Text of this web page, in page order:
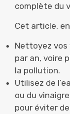
complète du
Cet article,
Nettoyez
par an, voire
la pollution.
Utilisez de
ou du
pour éviter